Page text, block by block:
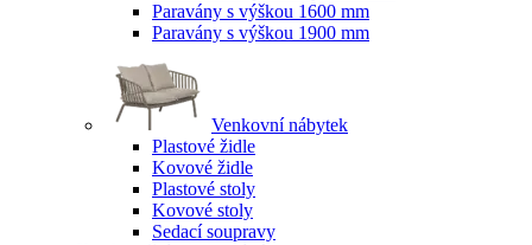
Paravány s výškou 1600 mm
Paravány s výškou 1900 mm
Venkovní nábytek
Plastové židle
Kovové židle
Plastové stoly
Kovové stoly
Sedací soupravy